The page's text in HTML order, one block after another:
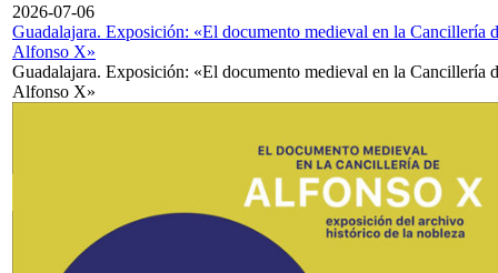
2026-07-06
Guadalajara. Exposición: «El documento medieval en la Cancillería
Alfonso X»
Guadalajara. Exposición: «El documento medieval en la Cancillería
Alfonso X»